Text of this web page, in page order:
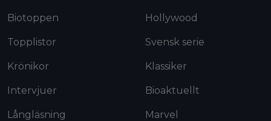
Biotoppen
Topplistor
Krönikor
Intervjuer
Långläsning
Hollywood
Svensk serie
Klassiker
Bioaktuellt
Marvel